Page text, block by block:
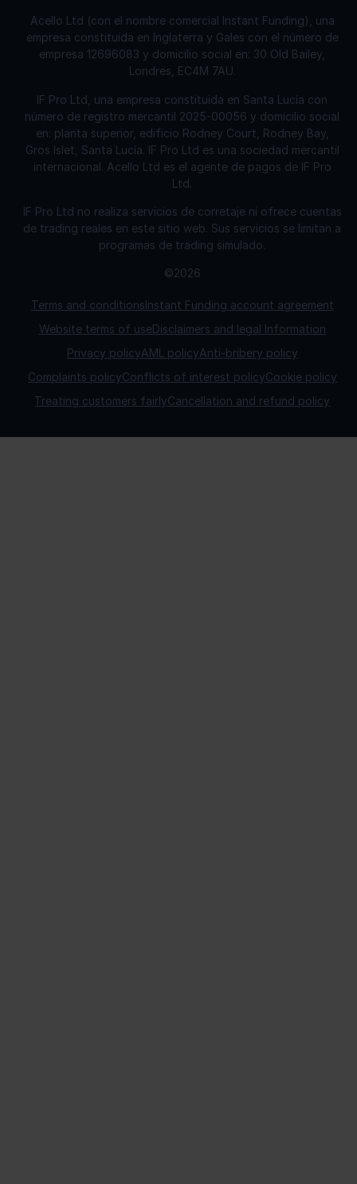
Terms and conditionsInstant Funding account agreement
Website terms of useDisclaimers and legal Information
Privacy policyAML policyAnti-bribery policy
Complaints policyConflicts of interest policyCookie policy
Treating customers fairlyCancellation and refund policy
Acello Ltd (con el nombre comercial Instant Funding), una
empresa constituida en Inglaterra y Gales con el número de
empresa 12696083 y domicilio social en: 30 Old Bailey,
Londres, EC4M 7AU.
IF Pro Ltd, una empresa constituida en Santa Lucía con
número de registro mercantil 2025-00056 y domicilio social
en: planta superior, edificio Rodney Court, Rodney Bay,
Gros Islet, Santa Lucía. IF Pro Ltd es una sociedad mercantil
internacional. Acello Ltd es el agente de pagos de IF Pro
Ltd.
IF Pro Ltd no realiza servicios de corretaje ni ofrece cuentas
de trading reales en este sitio web. Sus servicios se limitan a
programas de trading simulado.
©2026